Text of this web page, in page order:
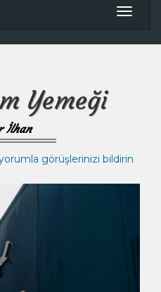
Toggle
Yemeği
İlhan
görüşlerinizi bildirin